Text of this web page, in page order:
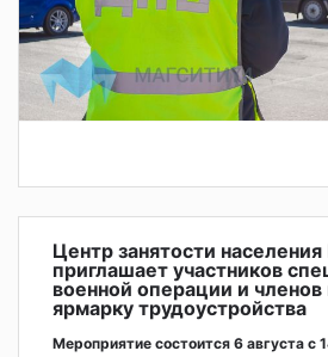
Центр занятости
приглашает участников
военной операции и
ярмарку трудоустройства
Мероприятие состоится 6 августа с